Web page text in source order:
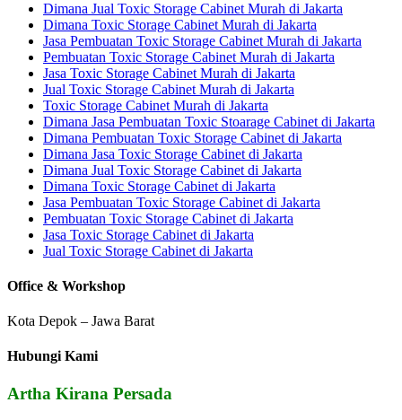
Dimana Jual Toxic Storage Cabinet Murah di Jakarta
Dimana Toxic Storage Cabinet Murah di Jakarta
Jasa Pembuatan Toxic Storage Cabinet Murah di Jakarta
Pembuatan Toxic Storage Cabinet Murah di Jakarta
Jasa Toxic Storage Cabinet Murah di Jakarta
Jual Toxic Storage Cabinet Murah di Jakarta
Toxic Storage Cabinet Murah di Jakarta
Dimana Jasa Pembuatan Toxic Stoarage Cabinet di Jakarta
Dimana Pembuatan Toxic Storage Cabinet di Jakarta
Dimana Jasa Toxic Storage Cabinet di Jakarta
Dimana Jual Toxic Storage Cabinet di Jakarta
Dimana Toxic Storage Cabinet di Jakarta
Jasa Pembuatan Toxic Storage Cabinet di Jakarta
Pembuatan Toxic Storage Cabinet di Jakarta
Jasa Toxic Storage Cabinet di Jakarta
Jual Toxic Storage Cabinet di Jakarta
Office & Workshop
Kota Depok – Jawa Barat
Hubungi Kami
Artha Kirana Persada